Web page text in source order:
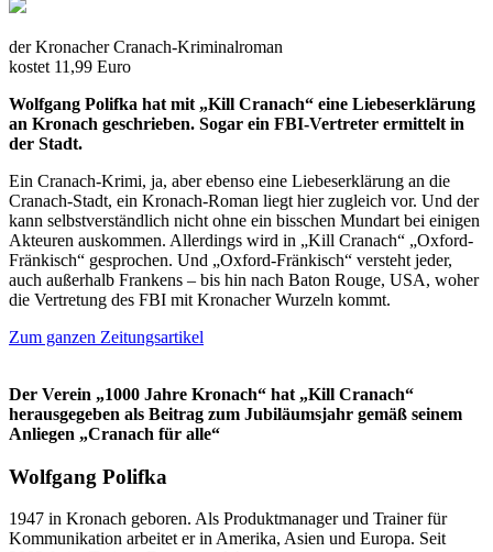
der Kronacher Cranach-Kriminalroman
kostet 11,99 Euro
Wolfgang Polifka hat mit „Kill Cranach“ eine Liebeserklärung
an Kronach geschrieben. Sogar ein FBI-Vertreter ermittelt in
der Stadt.
Ein Cranach-Krimi, ja, aber ebenso eine Liebeserklärung an die
Cranach-Stadt, ein Kronach-Roman liegt hier zugleich vor. Und der
kann selbstverständlich nicht ohne ein bisschen Mundart bei einigen
Akteuren auskommen. Allerdings wird in „Kill Cranach“ „Oxford-
Fränkisch“ gesprochen. Und „Oxford-Fränkisch“ versteht jeder,
auch außerhalb Frankens – bis hin nach Baton Rouge, USA, woher
die Vertretung des FBI mit Kronacher Wurzeln kommt.
Zum ganzen Zeitungsartikel
Der Verein „1000 Jahre Kronach“ hat „Kill Cranach“
herausgegeben als Beitrag zum Jubiläumsjahr gemäß seinem
Anliegen „Cranach für alle“
Wolfgang Polifka
1947 in Kronach geboren. Als Produktmanager und Trainer für
Kommunikation arbeitet er in Amerika, Asien und Europa. Seit